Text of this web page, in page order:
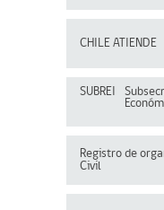
CHILE ATIENDE
SUBREI
Registro de
Civil